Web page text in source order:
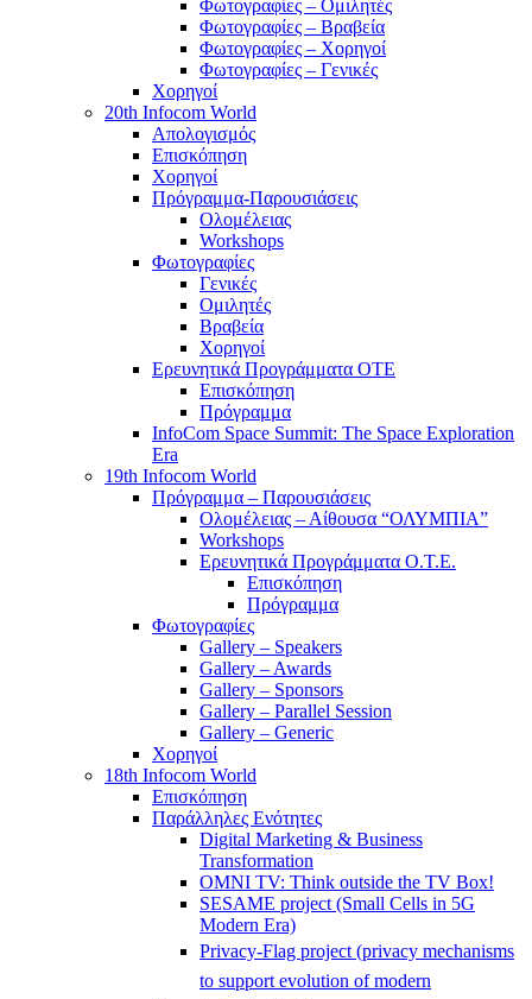
Φωτογραφίες – Ομιλητές
Φωτογραφίες – Βραβεία
Φωτογραφίες – Χορηγοί
Φωτογραφίες – Γενικές
Χορηγοί
20th Infocom World
Απολογισμός
Επισκόπηση
Χορηγοί
Πρόγραμμα-Παρουσιάσεις
Ολομέλειας
Workshops
Φωτογραφίες
Γενικές
Ομιλητές
Βραβεία
Χορηγοί
Ερευνητικά Προγράμματα ΟΤΕ
Επισκόπηση
Πρόγραμμα
InfoCom Space Summit: The Space Exploration
Era
19th Infocom World
Πρόγραμμα – Παρουσιάσεις
Ολομέλειας – Αίθουσα “ΟΛΥΜΠΙΑ”
Workshops
Ερευνητικά Προγράμματα Ο.Τ.Ε.
Επισκόπηση
Πρόγραμμα
Φωτογραφίες
Gallery – Speakers
Gallery – Awards
Gallery – Sponsors
Gallery – Parallel Session
Gallery – Generic
Χορηγοί
18th Infocom World
Επισκόπηση
Παράλληλες Ενότητες
Digital Marketing & Business
Transformation
OMNI TV: Think outside the TV Box!
SESAME project (Small Cells in 5G
Modern Era)
Privacy-Flag project (privacy mechanisms
to support evolution of modern